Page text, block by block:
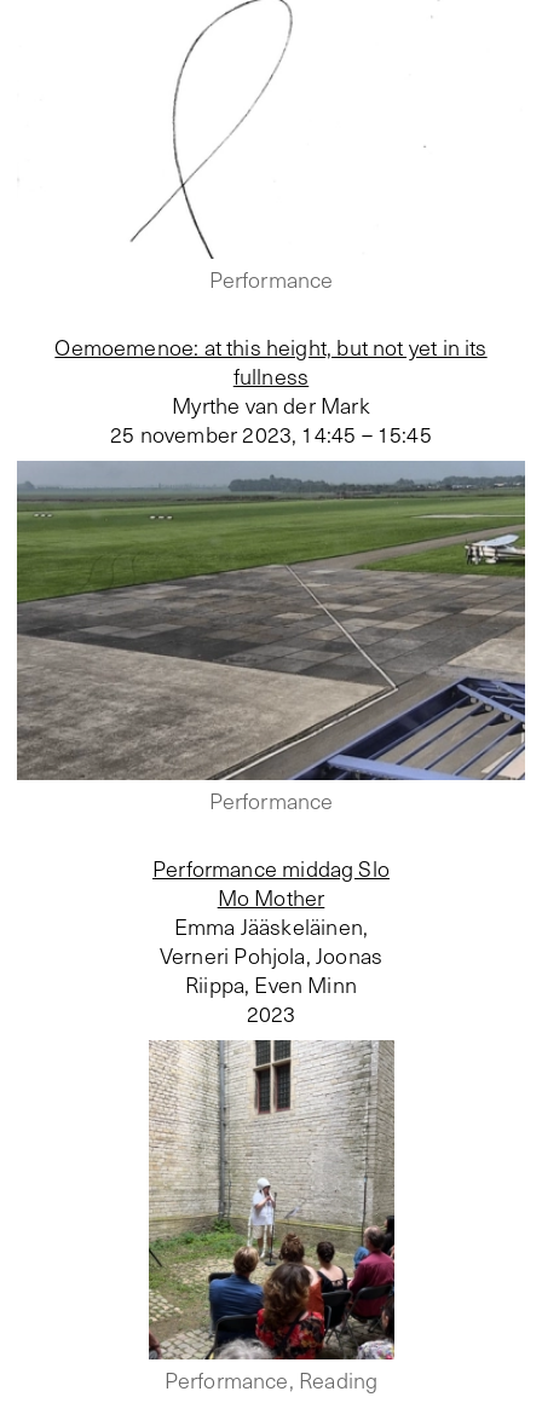
Performance
Oemoemenoe: at this height, but not yet in its
fullness
Myrthe van der Mark
25 november 2023, 14:45 – 15:45
Performance
Performance middag Slo
Mo Mother
Emma Jääskeläinen,
Verneri Pohjola, Joonas
Riippa, Even Minn
2023
Performance, Reading